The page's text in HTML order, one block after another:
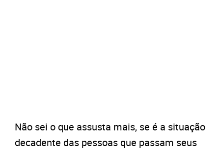
Não sei o que assusta mais, se é a situação
decadente das pessoas que passam seus